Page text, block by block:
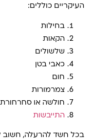
העיקריים כוללים:
בחילות
הקאות
שלשולים
כאבי בטן
חום
צמרמורות
חולשה או סחרחורת
התייבשות
בכל חשד להרעלה, חשוב